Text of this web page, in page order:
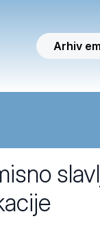
Arhiv